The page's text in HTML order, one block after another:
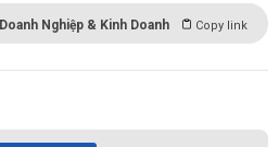
Doanh Nghiệp & Kinh Doanh Copy link